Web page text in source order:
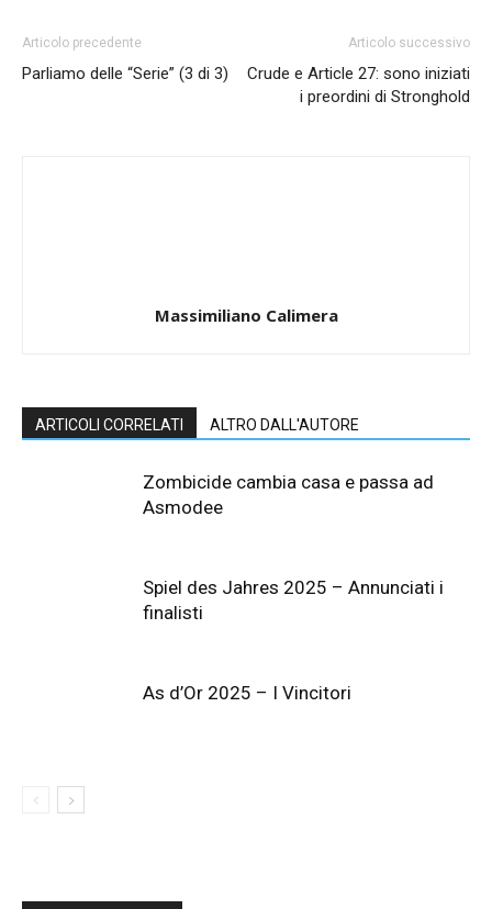
Articolo precedente
Parliamo delle “Serie” (3 di 3)
Articolo successivo
Crude e Article 27: sono iniziati
i preordini di Stronghold
Massimiliano Calimera
ARTICOLI CORRELATI ALTRO DALL'AUTORE
Zombicide cambia casa e passa ad
Asmodee
Spiel des Jahres 2025 – Annunciati i
finalisti
As d’Or 2025 – I Vincitori